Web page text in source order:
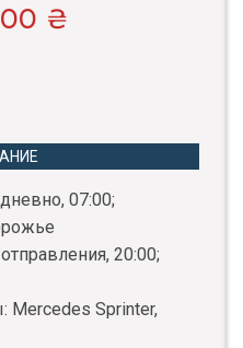
₴
07:00;
20:00;
Mercedes Sprinter,